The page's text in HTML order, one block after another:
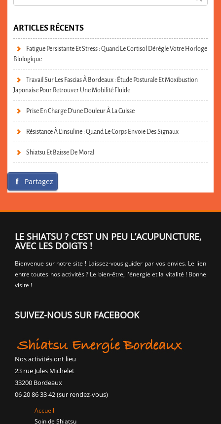
ARTICLES RÉCENTS
Fatigue Persistante Et Stress : Quand Le Cortisol Dérègle Votre Horloge
Biologique
Travail Sur Les Fascias À Bordeaux : Étude Posturale Et Moxibustion
Japonaise Pour Retrouver Une Mobilité Fluide
Prise En Charge D’une Douleur À La Cuisse
Résistance À L’insuline : Quand Le Corps Envoie Des Signaux
Shiatsu Et Baisse De Moral
Partagez
LE SHIATSU ? C’EST UN PEU L’ACUPUNCTURE,
AVEC LES DOIGTS !
Bienvenue sur notre site ! Laissez-vous guider par vos envies. Le lien
entre toutes nos activités ? Le bien-être, l'énergie et la vitalité ! Bonne
visite !
SUIVEZ-NOUS SUR FACEBOOK
Nos activités ont lieu
23 rue Jules Michelet
33200 Bordeaux
06 20 86 33 42 (sur rendez-vous)
Accueil
Soin de Shiatsu